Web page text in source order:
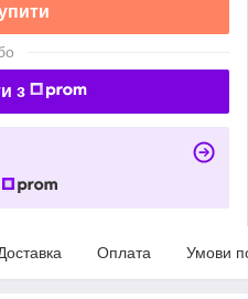
з
Оплата Умови